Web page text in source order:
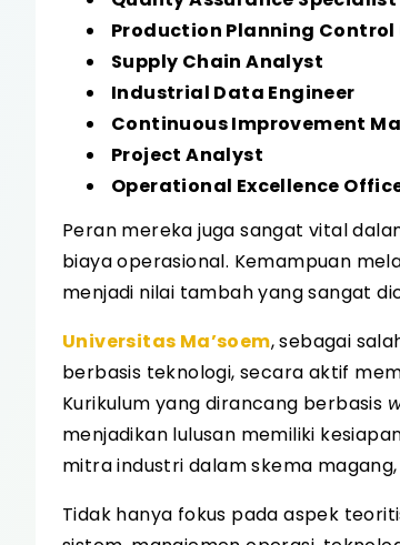
Production Planning Control
Supply Chain Analyst
Industrial Data Engineer
Continuous Improvement
Project Analyst
Operational Excellence
Peran mereka juga sangat vital
biaya operasional. Kemampuan
menjadi nilai tambah yang sangat
Universitas Ma’soem, sebagai
berbasis teknologi, secara aktif
Kurikulum yang dirancang berbasis
menjadikan lulusan memiliki
mitra industri dalam skema
Tidak hanya fokus pada aspek